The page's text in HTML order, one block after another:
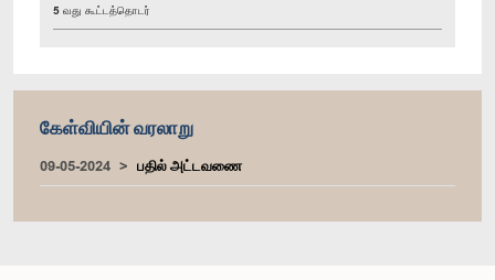
5 வது கூட்டத்தொடர்
கேள்வியின் வரலாறு
09-05-2024 பதில் அட்டவணை